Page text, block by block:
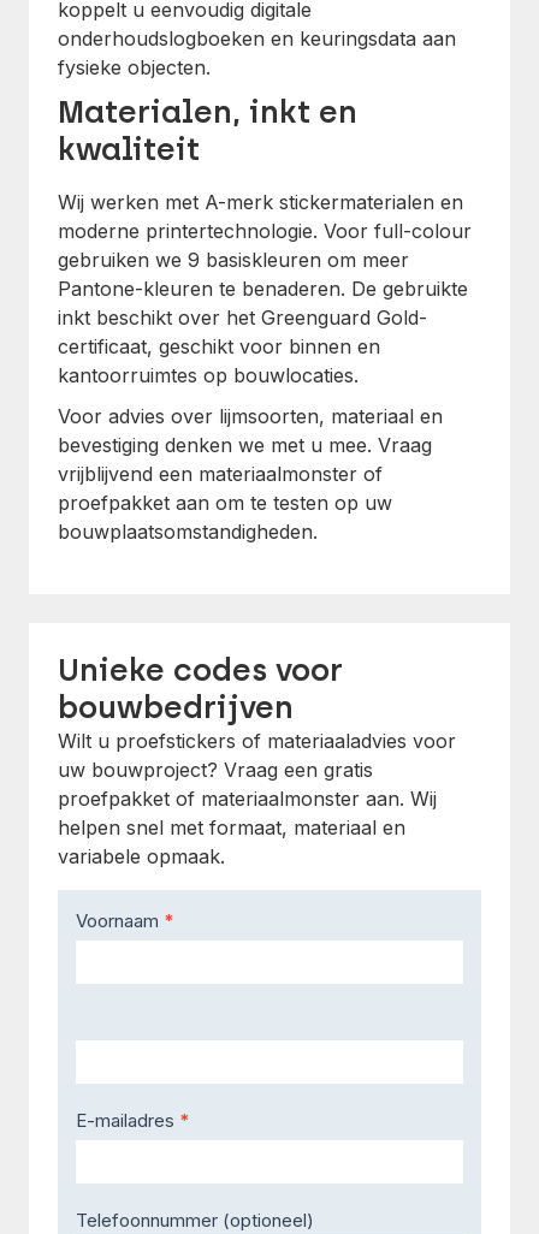
koppelt u eenvoudig digitale
onderhoudslogboeken en keuringsdata aan
fysieke objecten.
Materialen, inkt en
kwaliteit
Wij werken met A-merk stickermaterialen en
moderne printertechnologie. Voor full-colour
gebruiken we 9 basiskleuren om meer
Pantone-kleuren te benaderen. De gebruikte
inkt beschikt over het Greenguard Gold-
certificaat, geschikt voor binnen en
kantoorruimtes op bouwlocaties.
Voor advies over lijmsoorten, materiaal en
bevestiging denken we met u mee. Vraag
vrijblijvend een materiaalmonster of
proefpakket aan om te testen op uw
bouwplaatsomstandigheden.
Unieke codes voor
bouwbedrijven
Wilt u proefstickers of materiaaladvies voor
uw bouwproject? Vraag een gratis
proefpakket of materiaalmonster aan. Wij
helpen snel met formaat, materiaal en
variabele opmaak.
Contact
Us
Voornaam *
E-mailadres *
Telefoonnummer (optioneel)